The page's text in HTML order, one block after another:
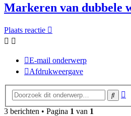
Markeren van dubbele
Plaats reactie
E-mail onderwerp
Afdrukweergave
Zoek
3 berichten • Pagina 1 van 1